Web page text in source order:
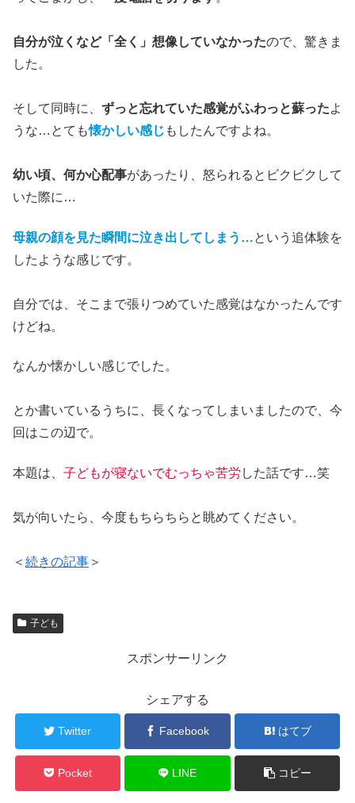
自分が泣くなど「全く」想像していなかったので、驚きま
した。
そして同時に、 ずっと忘れていた感覚がふわっと蘇ったよ
うな…とても懐かしい感じ もしたんですよね。
幼い頃、何か心配事があったり、怒られるとビクビクして
いた際に…
母親の顔を見た瞬間に泣き出してしまう…という追体験を
したような感じです。
自分では、そこまで張りつめていた感覚はなかったんです
けどね。
なんか懐かしい感じでした。
とか書いているうちに、長くなってしまいましたので、今
回はこの辺で。
本題は、 子どもが寝ないでむっちゃ苦労 した話です…笑
気が向いたら、今度もちらちらと眺めてください。
＜ 続きの記事 ＞
子ども
スポンサーリンク
シェアする
Twitter Facebook はてブ
Pocket LINE コピー